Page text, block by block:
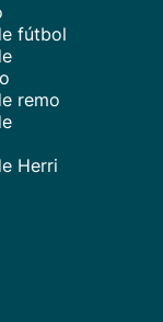
fútbol
remo
Herri